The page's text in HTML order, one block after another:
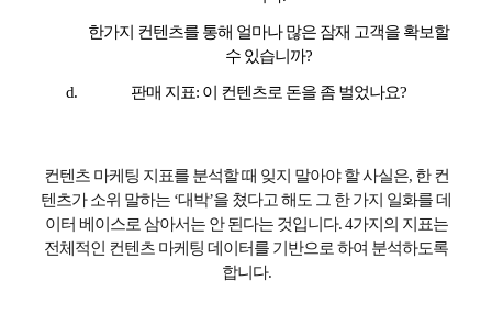
한가지 컨텐츠를 통해 얼마나 많은 잠재 고객을 확보할
수 있습니까?
판매 지표: 이 컨텐츠로 돈을 좀 벌었나요?
컨텐츠 마케팅 지표를 분석할 때 잊지 말아야 할 사실은, 한 컨
텐츠가 소위 말하는 ‘대박’을 쳤다고 해도 그 한 가지 일화를 데
이터 베이스로 삼아서는 안 된다는 것입니다. 4가지의 지표는
전체적인 컨텐츠 마케팅 데이터를 기반으로 하여 분석하도록
합니다.